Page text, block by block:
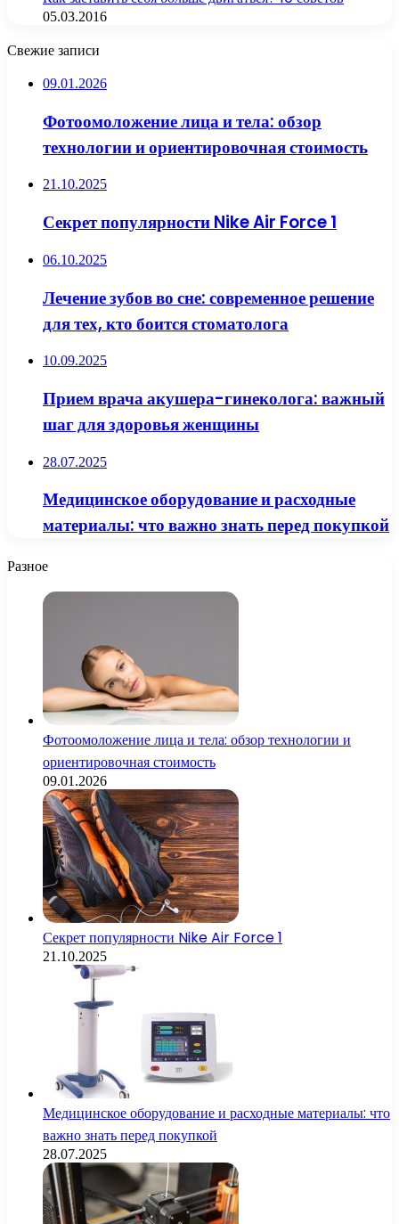
05.03.2016
Свежие записи
09.01.2026
Фотоомоложение лица и тела: обзор
технологии и ориентировочная стоимость
21.10.2025
Секрет популярности Nike Air Force 1
06.10.2025
Лечение зубов во сне: современное решение
для тех, кто боится стоматолога
10.09.2025
Прием врача акушера-гинеколога: важный
шаг для здоровья женщины
28.07.2025
Медицинское оборудование и расходные
материалы: что важно знать перед покупкой
Разное
Фотоомоложение лица и тела: обзор технологии и
ориентировочная стоимость
09.01.2026
Секрет популярности Nike Air Force 1
21.10.2025
Медицинское оборудование и расходные материалы: что
важно знать перед покупкой
28.07.2025